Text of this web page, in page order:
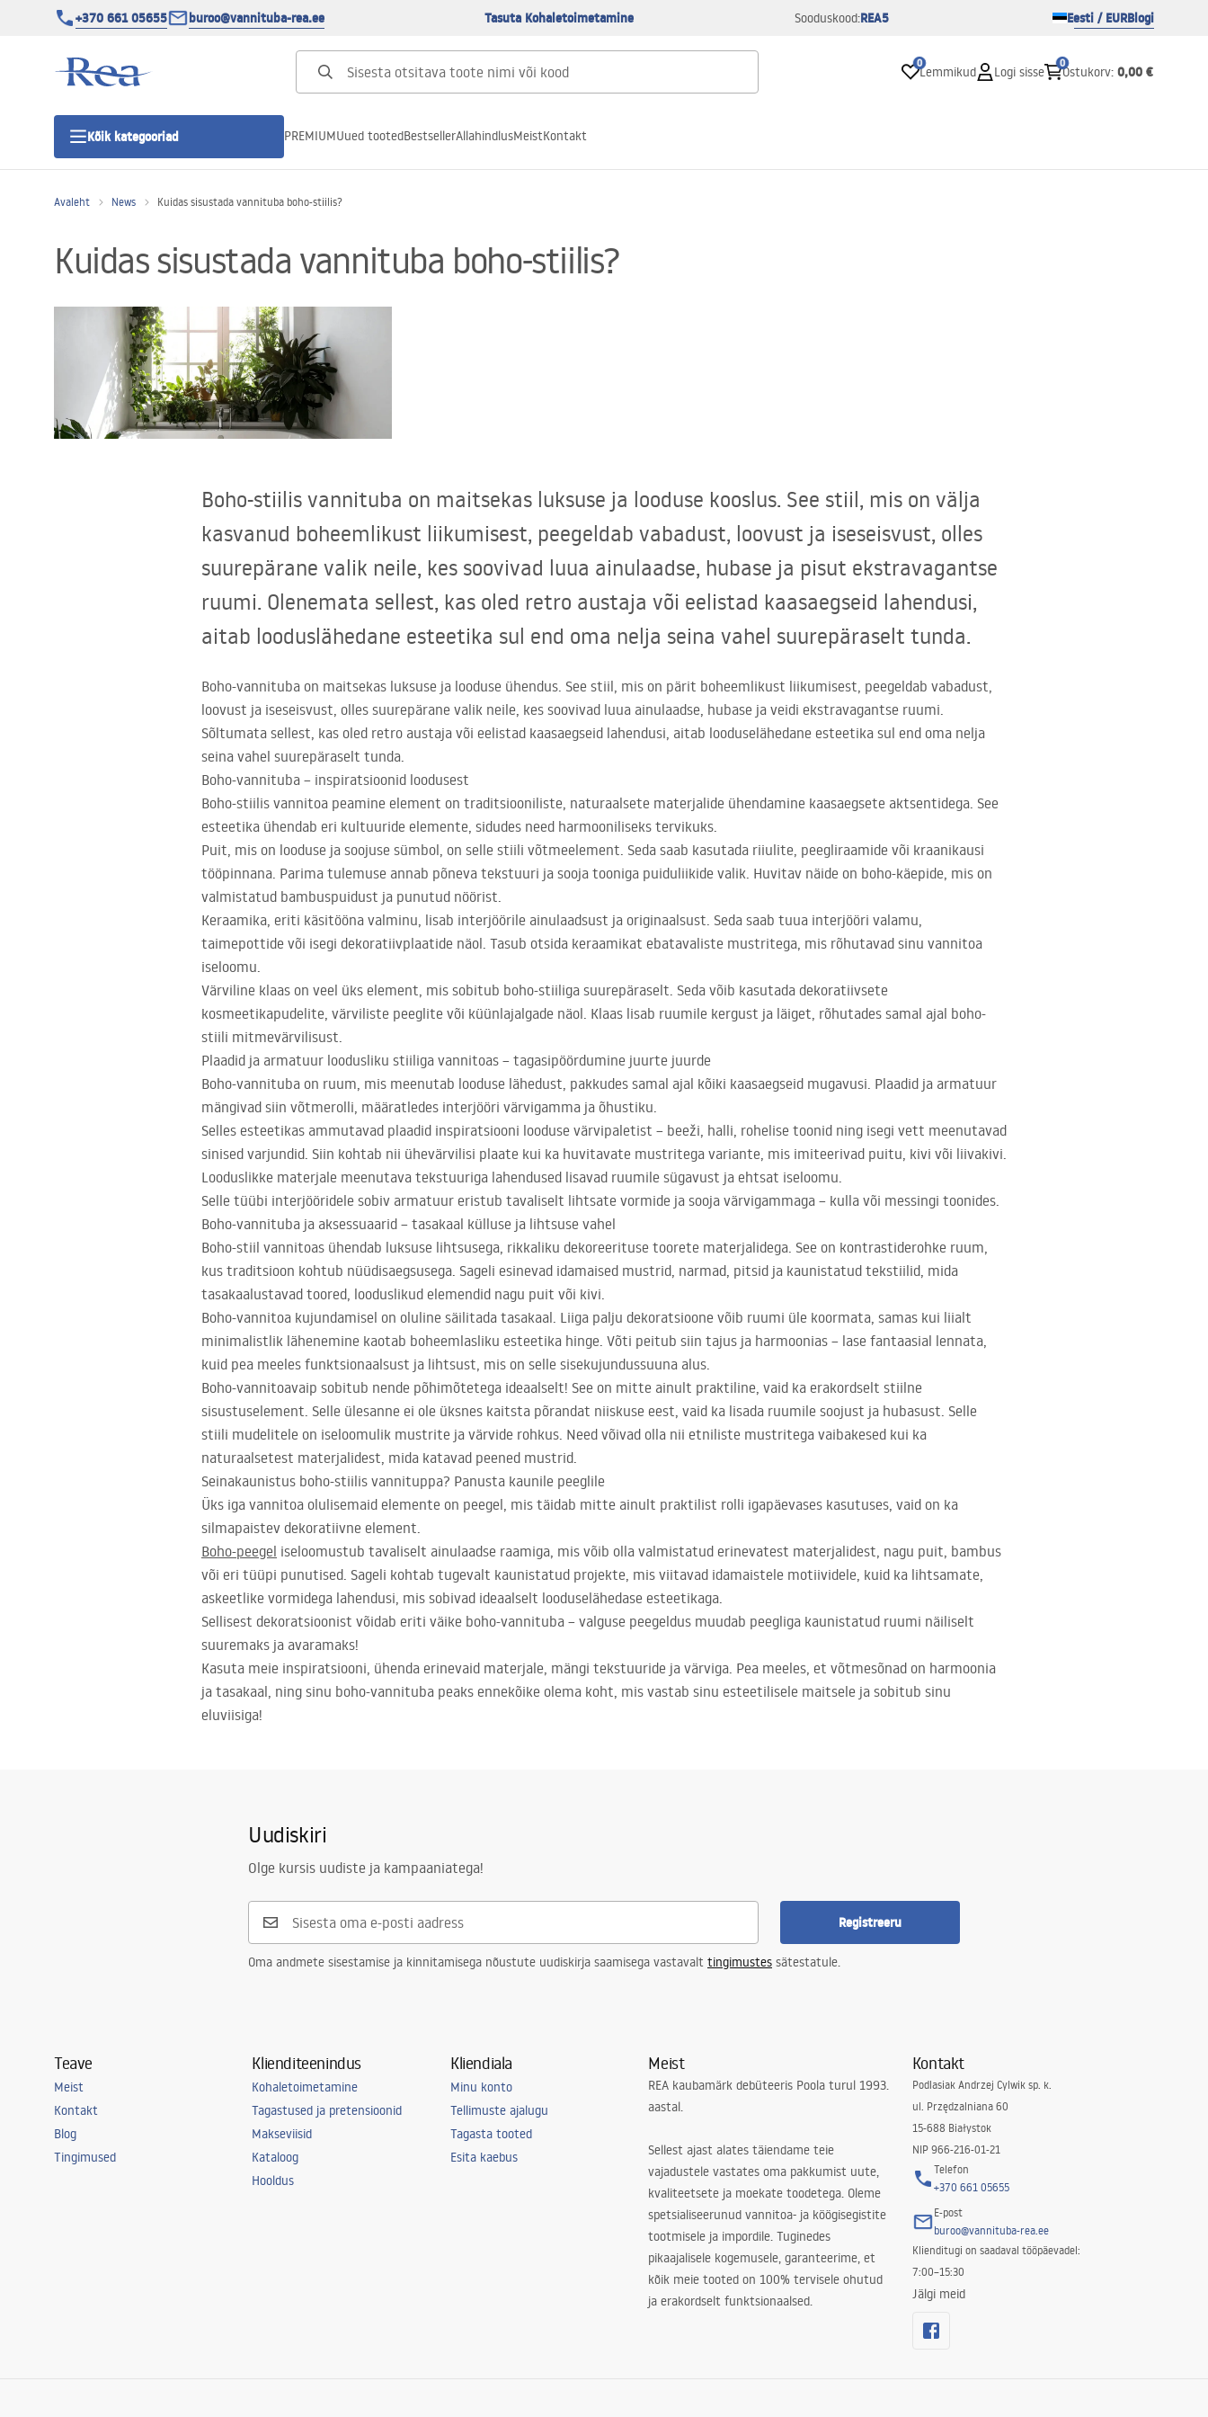
+370 661 05655 buroo@vannituba-rea.ee Tasuta Kohaletoimetamine Sooduskood:REA5 Eesti / EURBlogi
0
Lemmikud Logi sisse
0
Ostukorv: 0,00 €
Kõik kategooriad
Duši uks
Vannitoa dušialused
Lineaarne duši äravool
Tualettruumid
PREMIUMUued tootedBestsellerAllahindlusMeistKontakt
Avaleht News Kuidas sisustada vannituba boho-stiilis?
Kuidas sisustada vannituba boho-stiilis?
Boho-stiilis vannituba on maitsekas luksuse ja looduse kooslus. See stiil, mis on välja
kasvanud boheemlikust liikumisest, peegeldab vabadust, loovust ja iseseisvust, olles
suurepärane valik neile, kes soovivad luua ainulaadse, hubase ja pisut ekstravagantse
ruumi. Olenemata sellest, kas oled retro austaja või eelistad kaasaegseid lahendusi,
aitab looduslähedane esteetika sul end oma nelja seina vahel suurepäraselt tunda.
Boho-vannituba on maitsekas luksuse ja looduse ühendus. See stiil, mis on pärit boheemlikust liikumisest, peegeldab vabadust,
loovust ja iseseisvust, olles suurepärane valik neile, kes soovivad luua ainulaadse, hubase ja veidi ekstravagantse ruumi.
Sõltumata sellest, kas oled retro austaja või eelistad kaasaegseid lahendusi, aitab looduselähedane esteetika sul end oma nelja
seina vahel suurepäraselt tunda.
Boho-vannituba – inspiratsioonid loodusest
Boho-stiilis vannitoa peamine element on traditsiooniliste, naturaalsete materjalide ühendamine kaasaegsete aktsentidega. See
esteetika ühendab eri kultuuride elemente, sidudes need harmooniliseks tervikuks.
Puit, mis on looduse ja soojuse sümbol, on selle stiili võtmeelement. Seda saab kasutada riiulite, peegliraamide või kraanikausi
tööpinnana. Parima tulemuse annab põneva tekstuuri ja sooja tooniga puiduliikide valik. Huvitav näide on boho-käepide, mis on
valmistatud bambuspuidust ja punutud nöörist.
Keraamika, eriti käsitööna valminu, lisab interjöörile ainulaadsust ja originaalsust. Seda saab tuua interjööri valamu,
taimepottide või isegi dekoratiivplaatide näol. Tasub otsida keraamikat ebatavaliste mustritega, mis rõhutavad sinu vannitoa
iseloomu.
Värviline klaas on veel üks element, mis sobitub boho-stiiliga suurepäraselt. Seda võib kasutada dekoratiivsete
kosmeetikapudelite, värviliste peeglite või küünlajalgade näol. Klaas lisab ruumile kergust ja läiget, rõhutades samal ajal boho-
stiili mitmevärvilisust.
Plaadid ja armatuur loodusliku stiiliga vannitoas – tagasipöördumine juurte juurde
Boho-vannituba on ruum, mis meenutab looduse lähedust, pakkudes samal ajal kõiki kaasaegseid mugavusi. Plaadid ja armatuur
mängivad siin võtmerolli, määratledes interjööri värvigamma ja õhustiku.
Selles esteetikas ammutavad plaadid inspiratsiooni looduse värvipaletist – beeži, halli, rohelise toonid ning isegi vett meenutavad
sinised varjundid. Siin kohtab nii ühevärvilisi plaate kui ka huvitavate mustritega variante, mis imiteerivad puitu, kivi või liivakivi.
Looduslikke materjale meenutava tekstuuriga lahendused lisavad ruumile sügavust ja ehtsat iseloomu.
Selle tüübi interjööridele sobiv armatuur eristub tavaliselt lihtsate vormide ja sooja värvigammaga – kulla või messingi toonides.
Boho-vannituba ja aksessuaarid – tasakaal külluse ja lihtsuse vahel
Boho-stiil vannitoas ühendab luksuse lihtsusega, rikkaliku dekoreerituse toorete materjalidega. See on kontrastiderohke ruum,
kus traditsioon kohtub nüüdisaegsusega. Sageli esinevad idamaised mustrid, narmad, pitsid ja kaunistatud tekstiilid, mida
tasakaalustavad toored, looduslikud elemendid nagu puit või kivi.
Boho-vannitoa kujundamisel on oluline säilitada tasakaal. Liiga palju dekoratsioone võib ruumi üle koormata, samas kui liialt
minimalistlik lähenemine kaotab boheemlasliku esteetika hinge. Võti peitub siin tajus ja harmoonias – lase fantaasial lennata,
kuid pea meeles funktsionaalsust ja lihtsust, mis on selle sisekujundussuuna alus.
Boho-vannitoavaip sobitub nende põhimõtetega ideaalselt! See on mitte ainult praktiline, vaid ka erakordselt stiilne
sisustuselement. Selle ülesanne ei ole üksnes kaitsta põrandat niiskuse eest, vaid ka lisada ruumile soojust ja hubasust. Selle
stiili mudelitele on iseloomulik mustrite ja värvide rohkus. Need võivad olla nii etniliste mustritega vaibakesed kui ka
naturaalsetest materjalidest, mida katavad peened mustrid.
Seinakaunistus boho-stiilis vannituppa? Panusta kaunile peeglile
Üks iga vannitoa olulisemaid elemente on peegel, mis täidab mitte ainult praktilist rolli igapäevases kasutuses, vaid on ka
silmapaistev dekoratiivne element.
Boho-peegel iseloomustub tavaliselt ainulaadse raamiga, mis võib olla valmistatud erinevatest materjalidest, nagu puit, bambus
või eri tüüpi punutised. Sageli kohtab tugevalt kaunistatud projekte, mis viitavad idamaistele motiividele, kuid ka lihtsamate,
askeetlike vormidega lahendusi, mis sobivad ideaalselt looduselähedase esteetikaga.
Sellisest dekoratsioonist võidab eriti väike boho-vannituba – valguse peegeldus muudab peegliga kaunistatud ruumi näiliselt
suuremaks ja avaramaks!
Kasuta meie inspiratsiooni, ühenda erinevaid materjale, mängi tekstuuride ja värviga. Pea meeles, et võtmesõnad on harmoonia
ja tasakaal, ning sinu boho-vannituba peaks ennekõike olema koht, mis vastab sinu esteetilisele maitsele ja sobitub sinu
eluviisiga!
Uudiskiri
Olge kursis uudiste ja kampaaniatega!
Registreeru
Oma andmete sisestamise ja kinnitamisega nõustute uudiskirja saamisega vastavalt tingimustes sätestatule.
Teave
Meist
Kontakt
Blog
Tingimused
Klienditeenindus
Kohaletoimetamine
Tagastused ja pretensioonid
Makseviisid
Kataloog
Hooldus
Kliendiala
Minu konto
Tellimuste ajalugu
Tagasta tooted
Esita kaebus
Meist
REA kaubamärk debüteeris Poola turul 1993.
aastal.
Sellest ajast alates täiendame teie
vajadustele vastates oma pakkumist uute,
kvaliteetsete ja moekate toodetega. Oleme
spetsialiseerunud vannitoa- ja köögisegistite
tootmisele ja impordile. Tuginedes
pikaajalisele kogemusele, garanteerime, et
kõik meie tooted on 100% tervisele ohutud
ja erakordselt funktsionaalsed.
Kontakt
Podlasiak Andrzej Cylwik sp. k.
ul. Przędzalniana 60
15-688 Białystok
NIP 966-216-01-21
Telefon
+370 661 05655
E-post
buroo@vannituba-rea.ee
Klienditugi on saadaval tööpäevadel:
7:00–15:30
Jälgi meid